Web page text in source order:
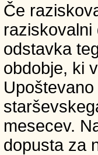
Če
odstavka
obdobje, ki
mesecev.
dopusta za